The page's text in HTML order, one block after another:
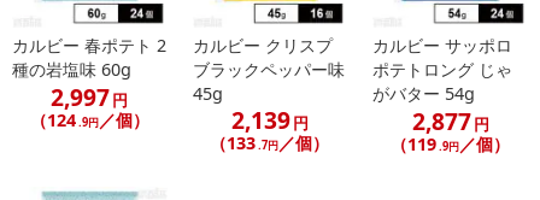
カルビー 春ポテト 2
種の岩塩味 60g
2,997円
（124.9円／個）
カルビー クリスプ
ブラックペッパー味
45g
2,139円
（133.7円／個）
カルビー サッポロ
ポテトロング じゃ
がバター 54g
2,877円
（119.9円／個）